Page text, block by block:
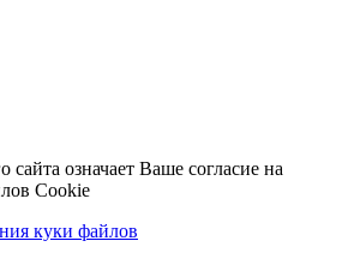
сайта означает Ваше согласие на
Cookie
куки файлов